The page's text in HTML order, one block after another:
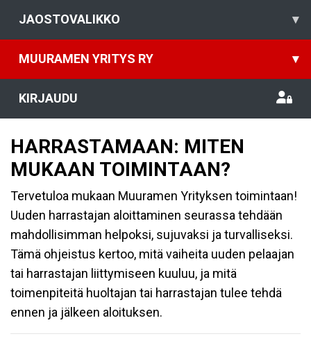
JAOSTOVALIKKO ▾
MUURAMEN YRITYS RY ▾
KIRJAUDU
HARRASTAMAAN: MITEN
MUKAAN TOIMINTAAN?
Tervetuloa mukaan Muuramen Yrityksen toimintaan!
Uuden harrastajan aloittaminen seurassa tehdään
mahdollisimman helpoksi, sujuvaksi ja turvalliseksi.
Tämä ohjeistus kertoo, mitä vaiheita uuden pelaajan
tai harrastajan liittymiseen kuuluu, ja mitä
toimenpiteitä huoltajan tai harrastajan tulee tehdä
ennen ja jälkeen aloituksen.